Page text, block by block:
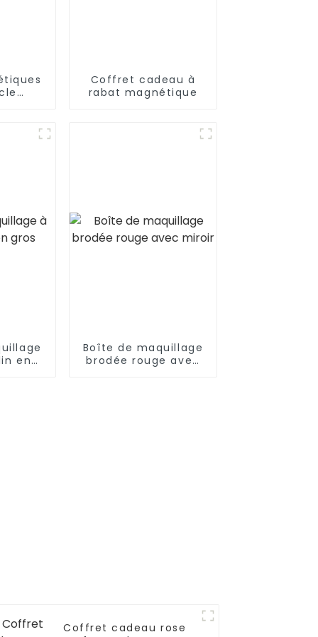
exquis
Coffret cadeau à
rabat magnétique
en
Boîte de maquillage
brodée rouge avec
Coffret cadeau rose